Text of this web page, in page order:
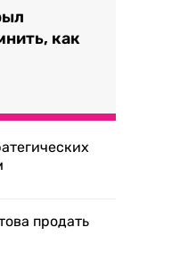
как
продать